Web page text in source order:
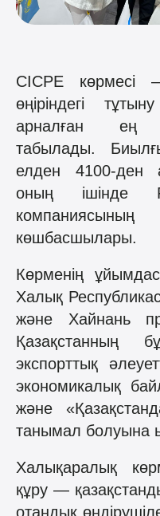
CICPE көрмесі
өңіріндегі
арналған
табылады.
елден 4100-ден
оның ішінде
компаниясының
көшбасшылары.
Көрменің
Халық
және Хайнань
Қазақстанның
экспорттық
экономикалық
және
танымал болуына
Халықаралық
құру —
отандық